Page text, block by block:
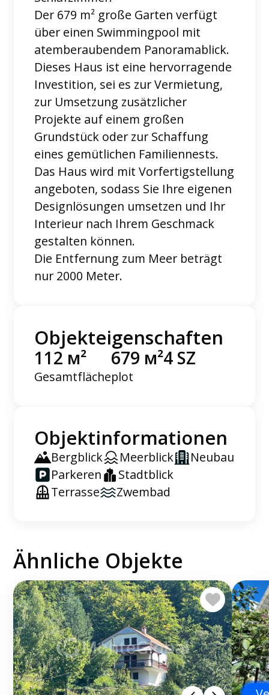
Der 679 m² große Garten verfügt
über einen Swimmingpool mit
atemberaubendem Panoramablick.
Dieses Haus ist eine hervorragende
Investition, sei es zur Vermietung,
zur Umsetzung zusätzlicher
Projekte auf einem großen
Grundstück oder zur Schaffung
eines gemütlichen Familiennests.
Das Haus wird mit Vorfertigstellung
angeboten, sodass Sie Ihre eigenen
Designlösungen umsetzen und Ihr
Interieur nach Ihrem Geschmack
gestalten können.
Die Entfernung zum Meer beträgt
nur 2000 Meter.
Objekteigenschaften
112 м²
Gesamtfläche
679 м²
plot
4 SZ
Objektinformationen
Bergblick Meerblick
Neubau
Parkeren
Stadtblick
Terrasse
Zwembad
Ähnliche Objekte